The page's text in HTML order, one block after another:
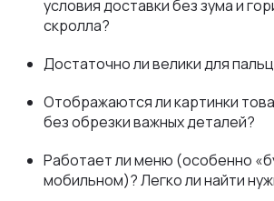
условия доставки без зума и
скролла?
Достаточно ли велики для
Отображаются ли картинки
без обрезки важных деталей?
Работает ли меню (особенно
мобильном)? Легко ли найти